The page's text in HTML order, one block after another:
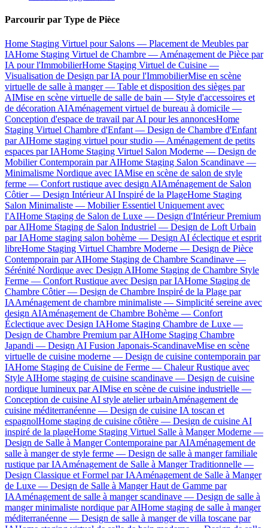
Parcourir par Type de Pièce
Home Staging Virtuel pour Salons — Placement de Meubles par
IAHome Staging Virtuel de Chambre — Aménagement de Pièce par
IA pour l'ImmobilierHome Staging Virtuel de Cuisine —
Visualisation de Design par IA pour l'ImmobilierMise en scène
virtuelle de salle à manger — Table et disposition des sièges par
AIMise en scène virtuelle de salle de bain — Style d'accessoires et
de décoration AIAménagement virtuel de bureau à domicile —
Conception d'espace de travail par AI pour les annoncesHome
Staging Virtuel Chambre d'Enfant — Design de Chambre d'Enfant
par AIHome staging virtuel pour studio — Aménagement de petits
espaces par IAHome Staging Virtuel Salon Moderne — Design de
Mobilier Contemporain par AIHome Staging Salon Scandinave —
Minimalisme Nordique avec IAMise en scène de salon de style
ferme — Confort rustique avec design AIAménagement de Salon
Côtier — Design Intérieur AI Inspiré de la PlageHome Staging
Salon Minimaliste — Mobilier Essentiel Uniquement avec
l'AIHome Staging de Salon de Luxe — Design d'Intérieur Premium
par AIHome Staging de Salon Industriel — Design de Loft Urbain
par IAHome staging salon bohème — Design AI éclectique et esprit
libreHome Staging Virtuel Chambre Moderne — Design de Pièce
Contemporain par AIHome Staging de Chambre Scandinave —
Sérénité Nordique avec Design AIHome Staging de Chambre Style
Ferme — Confort Rustique avec Design par IAHome Staging de
Chambre Côtier — Design de Chambre Inspiré de la Plage par
IAAménagement de chambre minimaliste — Simplicité sereine avec
design AIAménagement de Chambre Bohème — Confort
Éclectique avec Design IAHome Staging Chambre de Luxe —
Design de Chambre Premium par AIHome Staging Chambre
Japandi — Design AI Fusion Japonais-ScandinaveMise en scène
virtuelle de cuisine moderne — Design de cuisine contemporain par
IAHome Staging de Cuisine de Ferme — Chaleur Rustique avec
Style AIHome staging de cuisine scandinave — Design de cuisine
nordique lumineux par AIMise en scène de cuisine industrielle —
Conception de cuisine AI style atelier urbainAménagement de
cuisine méditerranéenne — Design de cuisine IA toscan et
espagnolHome staging de cuisine côtière — Design de cuisine AI
inspiré de la plageHome Staging Virtuel Salle à Manger Moderne —
Design de Salle à Manger Contemporaine par AIAménagement de
salle à manger de style ferme — Design de salle à manger familiale
rustique par IAAménagement de Salle à Manger Traditionnelle —
Design Classique et Formel par IAAménagement de Salle à Manger
de Luxe — Design de Salle à Manger Haut de Gamme par
IAAménagement de salle à manger scandinave — Design de salle à
manger minimaliste nordique par AIHome staging de salle à manger
méditerranéenne — Design de salle à manger de villa toscane par